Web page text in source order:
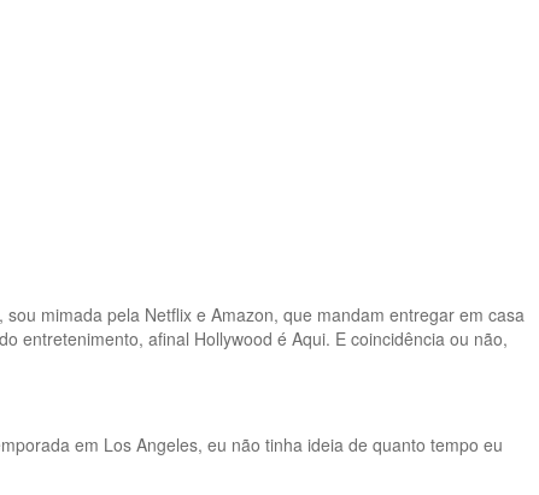
mimada pela Netflix e Amazon, que mandam entregar em casa
entretenimento, afinal Hollywood é Aqui. E coincidência ou não,
em Los Angeles, eu não tinha ideia de quanto tempo eu